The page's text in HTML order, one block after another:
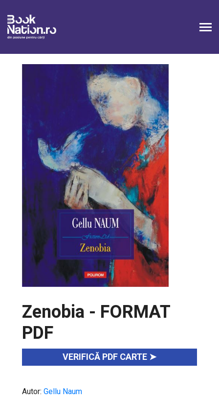
Zenobia - FORMAT
PDF
VERIFICĂ PDF CARTE ➤
Autor: Gellu Naum